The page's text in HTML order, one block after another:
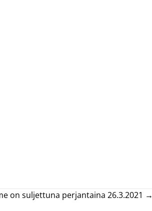
on suljettuna perjantaina 26.3.2021 →